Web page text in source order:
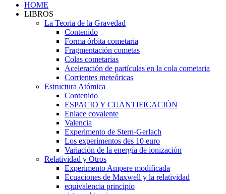
HOME
LIBROS
La Teoria de la Gravedad
Contenido
Forma órbita cometaria
Fragmentación cometas
Colas cometarias
Aceleración de partículas en la cola cometaria
Corrientes meteóricas
Estructura Atómica
Contenido
ESPACIO Y CUANTIFICACIÓN
Enlace covalente
Valencia
Experimento de Stern-Gerlach
Los experimentos des 10 euro
Variación de la energía de ionización
Relatividad y Otros
Experimento Ampere modificada
Ecuaciones de Maxwell y la relatividad
equivalencia principio